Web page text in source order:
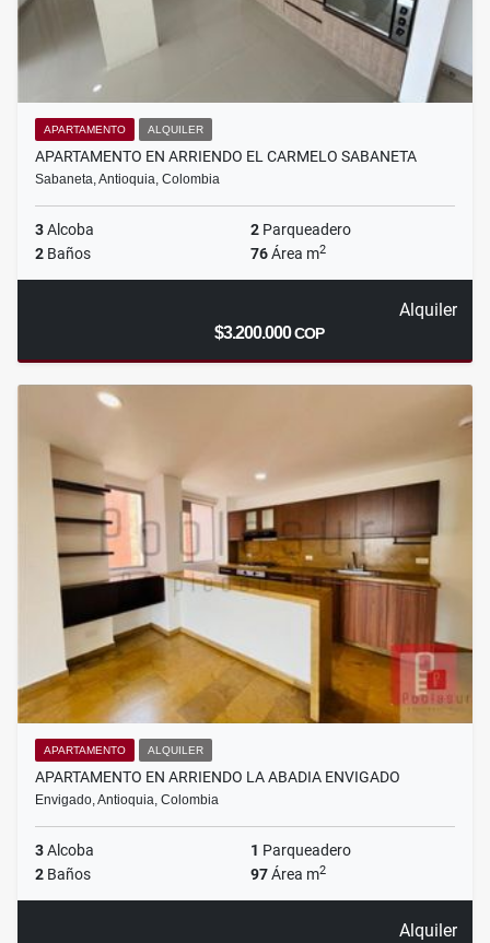
APARTAMENTO ALQUILER
APARTAMENTO EN ARRIENDO EL CARMELO SABANETA
Sabaneta, Antioquia, Colombia
3Alcoba 2 Parqueadero
2 Baños 76Área m2
Alquiler
$3.200.000COP
APARTAMENTO ALQUILER
APARTAMENTO EN ARRIENDO LA ABADIA ENVIGADO
Envigado, Antioquia, Colombia
3Alcoba 1 Parqueadero
2 Baños 97Área m2
Alquiler